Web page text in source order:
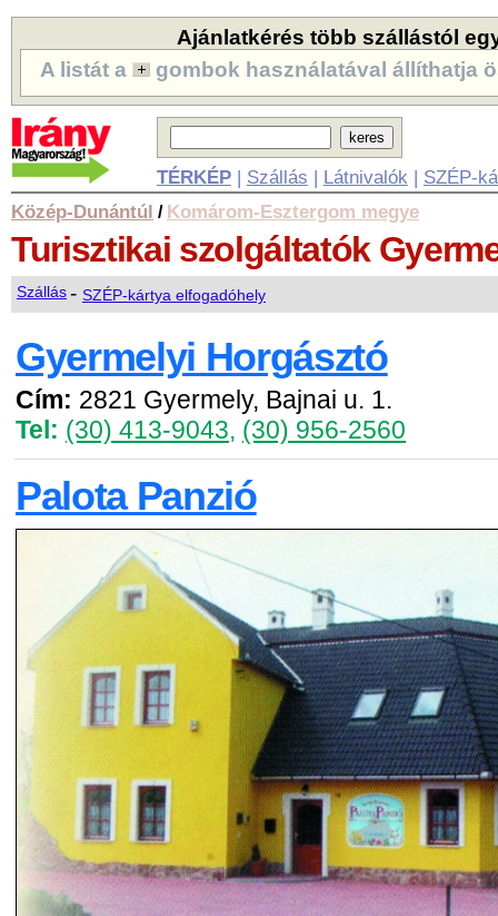
Ajánlatkérés több szállástól
A listát a
gombok használatával állíthatja
TÉRKÉP| Szállás | Látnivalók | SZÉP-
Közép-Dunántúl / Komárom-Esztergom megye
Turisztikai szolgáltatók
Szállás- SZÉP-kártya elfogadóhely
Gyermelyi Horgásztó
Cím: 2821 Gyermely, Bajnai u. 1.
Tel: (30) 413-9043, (30) 956-2560
Palota Panzió